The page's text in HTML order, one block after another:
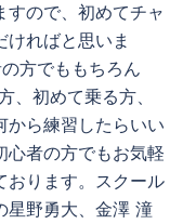
すので、初めてチャ
ればと思いま
方でももちろん
、初めて乗る方、
から練習したらいい
心者の方でもお気軽
おります。スクール
星野勇大、金澤 潼